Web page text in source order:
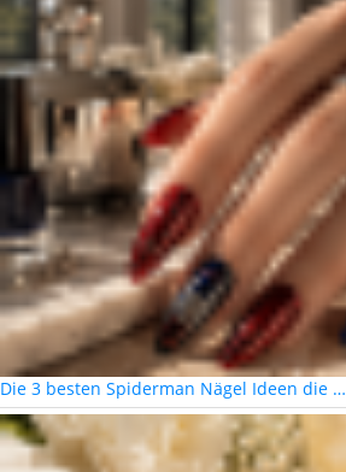
Die 3 besten Spiderman Nägel Ideen die …